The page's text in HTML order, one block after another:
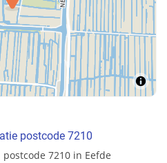
postcode 7210
7210 in Eefde